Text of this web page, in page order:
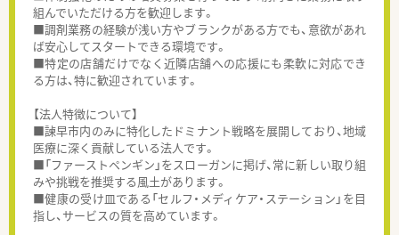
組んでいただける方を歓迎します。
■調剤業務の経験が浅い方やブランクがある方でも、意欲があれ
ば安心してスタートできる環境です。
■特定の店舗だけでなく近隣店舗への応援にも柔軟に対応でき
る方は、特に歓迎されています。
【法人特徴について】
■諫早市内のみに特化したドミナント戦略を展開しており、地域
医療に深く貢献している法人です。
■「ファーストペンギン」をスローガンに掲げ、常に新しい取り組
みや挑戦を推奨する風土があります。
■健康の受け皿である「セルフ・メディケア・ステーション」を目
指し、サービスの質を高めています。